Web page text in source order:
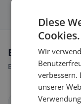
Entdecke
Diese
Cookies.
Wir
verbessern.
unserer